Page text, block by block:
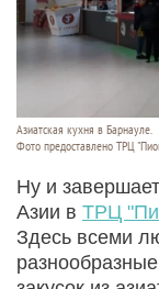
Азиатская кухня в Барнауле.
Фото предоставлено ТРЦ
Ну и
Азии в ТРЦ
Здесь всеми